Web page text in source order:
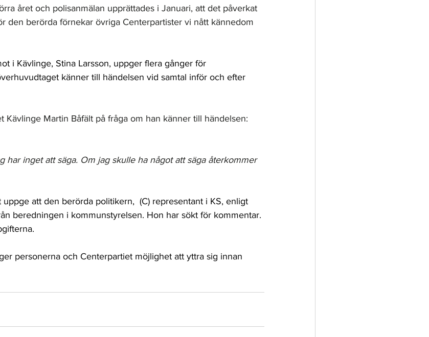
året och polisanmälan upprättades i Januari, att det påverkat
den berörda förnekar övriga Centerpartister vi nått kännedom
i Kävlinge, Stina Larsson, uppger flera gånger för
känner till händelsen vid samtal inför och efter
Kävlinge Martin Båfält på fråga om han känner till händelsen:
har inget att säga. Om jag skulle ha något att säga återkommer
att den berörda politikern,  (C) representant i KS, enligt
beredningen i kommunstyrelsen. Hon har sökt för kommentar.
personerna och Centerpartiet möjlighet att yttra sig innan